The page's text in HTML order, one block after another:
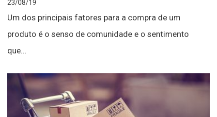
23/08/19
Um dos principais fatores para a compra de um
produto é o senso de comunidade e o sentimento
que...